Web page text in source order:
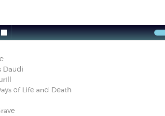

Daudi
of Life and Death